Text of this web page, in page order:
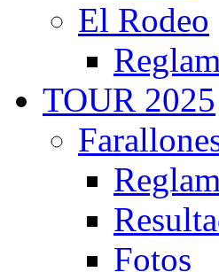
El Rodeo
TOUR 2025
Fotos